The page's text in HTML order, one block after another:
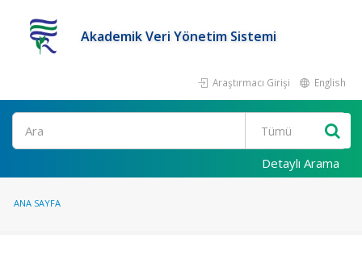
Akademik Veri Yönetim Sistemi
Araştırmacı Girişi English
Ara
Detaylı Arama
ANA SAYFA